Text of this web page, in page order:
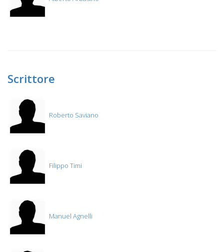
Scrittore
Roberto Saviano
Filippo Timi
Manuel Agnelli